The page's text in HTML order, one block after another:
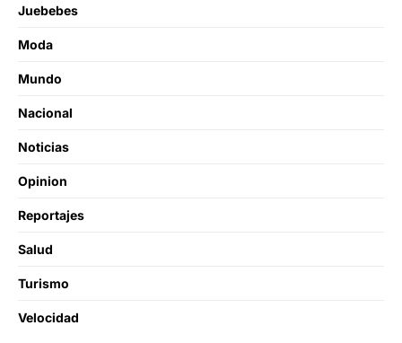
Juebebes
Moda
Mundo
Nacional
Noticias
Opinion
Reportajes
Salud
Turismo
Velocidad